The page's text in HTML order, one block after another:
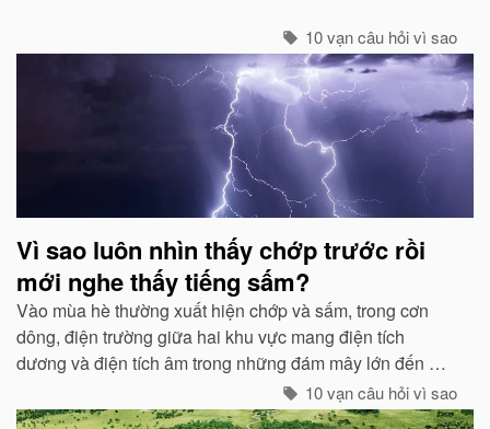
10 vạn câu hỏi vì sao
Vì sao luôn nhìn thấy chớp trước rồi
mới nghe thấy tiếng sấm?
Vào mùa hè thường xuất hiện chớp và sấm, trong cơn
dông, điện trường giữa hai khu vực mang điện tích
dương và điện tích âm trong những đám mây lớn đến một
mức độ nhất định, hai loại điện tích trong quá trình phát
triển sẽ phát ra tia lửa...
10 vạn câu hỏi vì sao